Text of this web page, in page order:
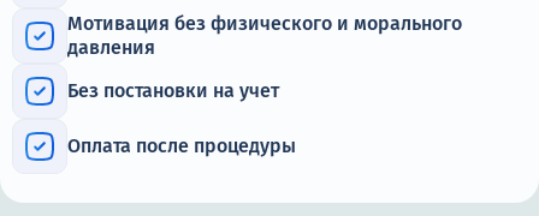
Адрес call-центра
Самара, Некрасовская улица, 74
Мотивация без физического и морального
давления
Без постановки на учет
Оплата после процедуры